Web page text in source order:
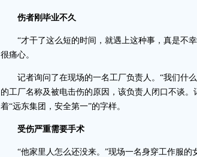
伤者刚毕业不久
“才干了这么短的时间，就遇上这种事，真是不幸
很痛心。
记者询问了在现场的一名工厂负责人。“我们什么
的工厂名称及被电击伤的原因，该负责人闭口不谈
着“远东集团，安全第一”的字样。
受伤严重需要手术
“他家里人怎么还没来。”现场一名身穿工作服的